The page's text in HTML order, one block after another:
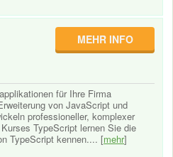
MEHR INFO
für Ihre Firma
von JavaScript und
professioneller, komplexer
TypeScript lernen Sie die
TypeScript kennen.... [mehr]